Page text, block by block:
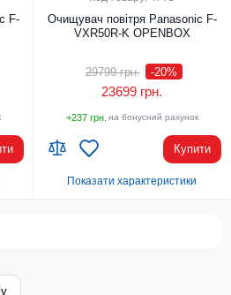
F-
Очищувач повітря Panasonic F-
VXR50R-K OPENBOX
23699 грн.
29799 грн. -20%
+237 грн. на бонусний рахунок
Купити
Показати характеристики